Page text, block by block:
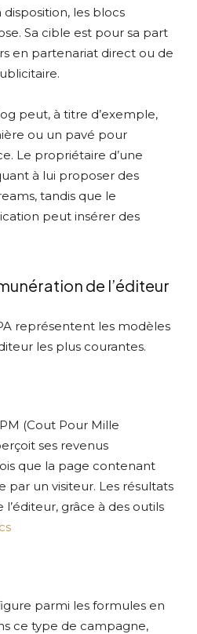
les blocs
Sa cible est pour sa part
en partenariat direct ou de
peut, à titre d’exemple,
ou un pavé pour
Le propriétaire d’une
à lui proposer des
tandis que le
peut insérer des
de l’éditeur
représentent les modèles
les plus courantes.
(Cout Pour Mille
ses revenus
que la page contenant
par un visiteur. Les résultats
grâce à des outils
parmi les formules en
ce type de campagne,